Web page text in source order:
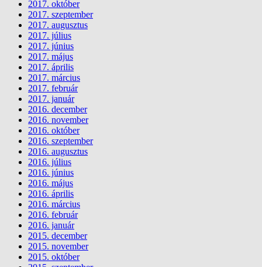
2017. október
2017. szeptember
2017. augusztus
2017. július
2017. június
2017. május
2017. április
2017. március
2017. február
2017. január
2016. december
2016. november
2016. október
2016. szeptember
2016. augusztus
2016. július
2016. június
2016. május
2016. április
2016. március
2016. február
2016. január
2015. december
2015. november
2015. október